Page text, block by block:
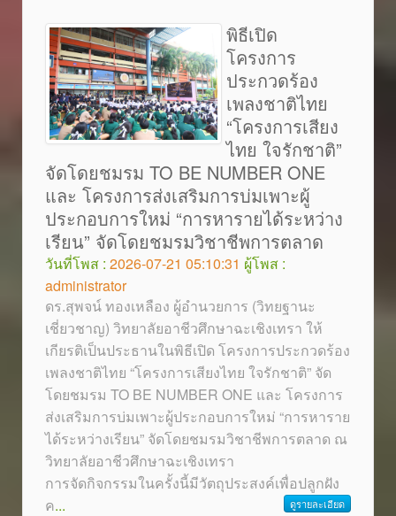
พิธีเปิด
โครงการ
ประกวดร้อง
เพลงชาติไทย
“โครงการเสียง
ไทย ใจรักชาติ”
จัดโดยชมรม TO BE NUMBER ONE
และ โครงการส่งเสริมการบ่มเพาะผู้
ประกอบการใหม่ “การหารายได้ระหว่าง
เรียน” จัดโดยชมรมวิชาชีพการตลาด
วันที่โพส : 2026-07-21 05:10:31 ผู้โพส :
administrator
ดร.สุพจน์ ทองเหลือง ผู้อำนวยการ (วิทยฐานะ
เชี่ยวชาญ) วิทยาลัยอาชีวศึกษาฉะเชิงเทรา ให้
เกียรติเป็นประธานในพิธีเปิด โครงการประกวดร้อง
เพลงชาติไทย “โครงการเสียงไทย ใจรักชาติ” จัด
โดยชมรม TO BE NUMBER ONE และ โครงการ
ส่งเสริมการบ่มเพาะผู้ประกอบการใหม่ “การหาราย
ได้ระหว่างเรียน” จัดโดยชมรมวิชาชีพการตลาด ณ
วิทยาลัยอาชีวศึกษาฉะเชิงเทรา
การจัดกิจกรรมในครั้งนี้มีวัตถุประสงค์เพื่อปลูกฝัง
ค... ดูรายละเอียด